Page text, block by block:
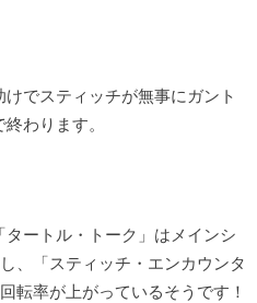
でスティッチが無事にガント
わります。
ートル・トーク」はメインシ
、「スティッチ・エンカウンタ
転率が上がっているそうです！